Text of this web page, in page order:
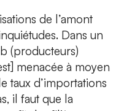
de l’amont
Dans un
(producteurs)
menacée à moyen
taux d’importations
il faut que la